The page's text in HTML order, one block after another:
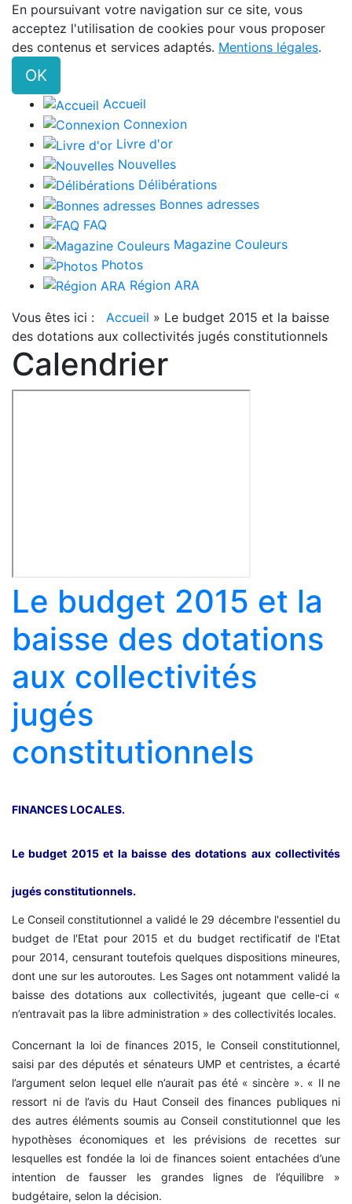
En poursuivant votre navigation sur ce site, vous
acceptez l'utilisation de cookies pour vous proposer
des contenus et services adaptés. Mentions légales.
OK
Accueil
Connexion
Livre d'or
Nouvelles
Délibérations
Bonnes adresses
FAQ
Magazine Couleurs
Photos
Région ARA
Vous êtes ici : Accueil » Le budget 2015 et la baisse
des dotations aux collectivités jugés constitutionnels
Calendrier
Le budget 2015 et la
baisse des dotations
aux collectivités
jugés
constitutionnels
FINANCES LOCALES.
Le budget 2015 et la baisse des dotations aux collectivités
jugés constitutionnels.
Le Conseil constitutionnel a validé le 29 décembre l'essentiel du
budget de l'Etat pour 2015 et du budget rectificatif de l'Etat
pour 2014, censurant toutefois quelques dispositions mineures,
dont une sur les autoroutes. Les Sages ont notamment validé la
baisse des dotations aux collectivités, jugeant que celle-ci «
n’entravait pas la libre administration » des collectivités locales.
Concernant la loi de finances 2015, le Conseil constitutionnel,
saisi par des députés et sénateurs UMP et centristes, a écarté
l’argument selon lequel elle n’aurait pas été « sincère ». « Il ne
ressort ni de l’avis du Haut Conseil des finances publiques ni
des autres éléments soumis au Conseil constitutionnel que les
hypothèses économiques et les prévisions de recettes sur
lesquelles est fondée la loi de finances soient entachées d’une
intention de fausser les grandes lignes de l’équilibre »
budgétaire, selon la décision.